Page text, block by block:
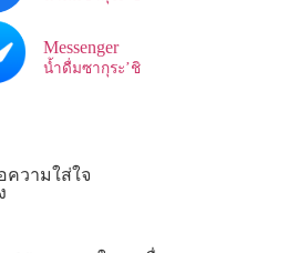
Messenger
น้ำดื่มซากุระ’ชิ
วามใส่ใจ